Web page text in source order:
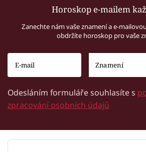
Horoskop e-mailem
Zanechte nám vaše znamení a e-
obdržíte horoskop pro vaše
Odesláním formuláře souhlasíte s
zpracování osobních údajů